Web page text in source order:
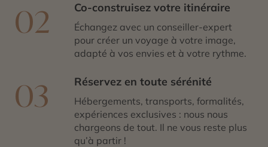
02 Co-construisez votre itinéraire
Échangez avec un conseiller-expert
pour créer un voyage à votre image,
adapté à vos envies et à votre rythme.
03 Réservez en toute sérénité
Hébergements, transports, formalités,
expériences exclusives : nous nous
chargeons de tout. Il ne vous reste plus
qu’à partir !